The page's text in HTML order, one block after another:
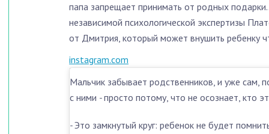
папа запрещает принимать от родных
независимой психологической экспертизы
от Дмитрия, который может внушить ребенку
instagram.com
Мальчик забывает родственников, и уже сам,
с ними -просто потому, что не осознает, кто
-Это замкнутый круг: ребенок не будет